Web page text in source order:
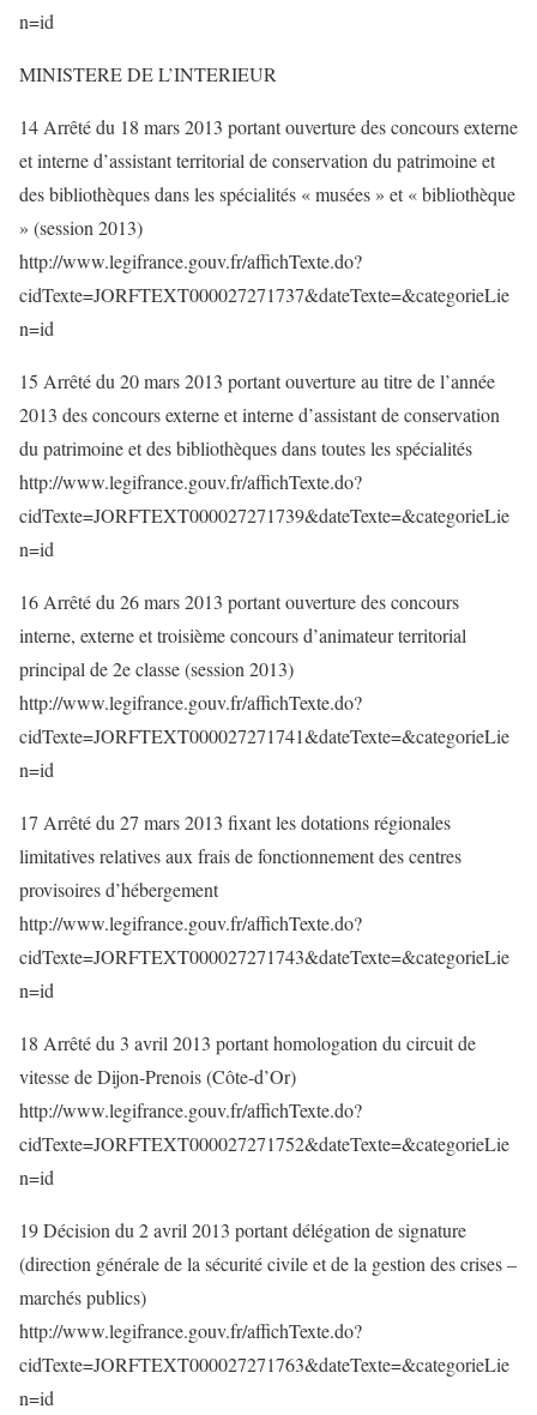
n=id
MINISTERE DE L’INTERIEUR
14 Arrêté du 18 mars 2013 portant ouverture des concours externe
et interne d’assistant territorial de conservation du patrimoine et
des bibliothèques dans les spécialités « musées » et « bibliothèque
» (session 2013)
http://www.legifrance.gouv.fr/affichTexte.do?
cidTexte=JORFTEXT000027271737&dateTexte=&categorieLie
n=id
15 Arrêté du 20 mars 2013 portant ouverture au titre de l’année
2013 des concours externe et interne d’assistant de conservation
du patrimoine et des bibliothèques dans toutes les spécialités
http://www.legifrance.gouv.fr/affichTexte.do?
cidTexte=JORFTEXT000027271739&dateTexte=&categorieLie
n=id
16 Arrêté du 26 mars 2013 portant ouverture des concours
interne, externe et troisième concours d’animateur territorial
principal de 2e classe (session 2013)
http://www.legifrance.gouv.fr/affichTexte.do?
cidTexte=JORFTEXT000027271741&dateTexte=&categorieLie
n=id
17 Arrêté du 27 mars 2013 fixant les dotations régionales
limitatives relatives aux frais de fonctionnement des centres
provisoires d’hébergement
http://www.legifrance.gouv.fr/affichTexte.do?
cidTexte=JORFTEXT000027271743&dateTexte=&categorieLie
n=id
18 Arrêté du 3 avril 2013 portant homologation du circuit de
vitesse de Dijon-Prenois (Côte-d’Or)
http://www.legifrance.gouv.fr/affichTexte.do?
cidTexte=JORFTEXT000027271752&dateTexte=&categorieLie
n=id
19 Décision du 2 avril 2013 portant délégation de signature
(direction générale de la sécurité civile et de la gestion des crises –
marchés publics)
http://www.legifrance.gouv.fr/affichTexte.do?
cidTexte=JORFTEXT000027271763&dateTexte=&categorieLie
n=id